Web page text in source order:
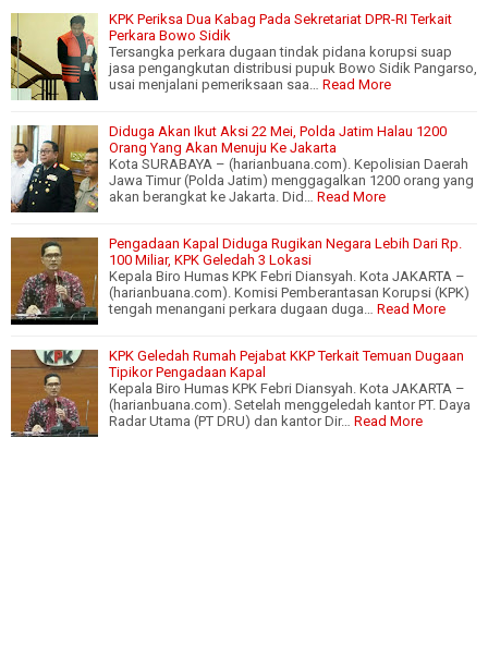
KPK Periksa Dua Kabag Pada Sekretariat DPR-RI Terkait
Perkara Bowo Sidik
Tersangka perkara dugaan tindak pidana korupsi suap
jasa pengangkutan distribusi pupuk Bowo Sidik Pangarso,
usai menjalani pemeriksaan saa… Read More
Diduga Akan Ikut Aksi 22 Mei, Polda Jatim Halau 1200
Orang Yang Akan Menuju Ke Jakarta
Kota SURABAYA – (harianbuana.com). Kepolisian Daerah
Jawa Timur (Polda Jatim) menggagalkan 1200 orang yang
akan berangkat ke Jakarta. Did… Read More
Pengadaan Kapal Diduga Rugikan Negara Lebih Dari Rp.
100 Miliar, KPK Geledah 3 Lokasi
Kepala Biro Humas KPK Febri Diansyah. Kota JAKARTA –
(harianbuana.com). Komisi Pemberantasan Korupsi (KPK)
tengah menangani perkara dugaan duga… Read More
KPK Geledah Rumah Pejabat KKP Terkait Temuan Dugaan
Tipikor Pengadaan Kapal
Kepala Biro Humas KPK Febri Diansyah. Kota JAKARTA –
(harianbuana.com). Setelah menggeledah kantor PT. Daya
Radar Utama (PT DRU) dan kantor Dir… Read More